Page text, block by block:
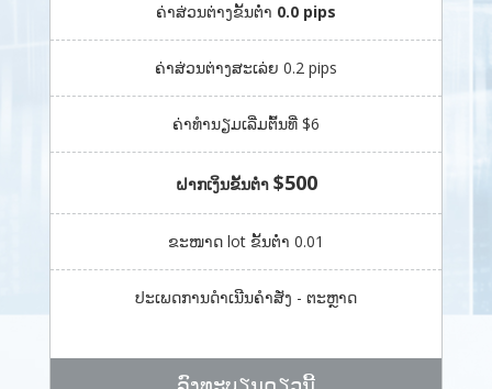
ຄ່າສ່ວນຕ່າງຂັ້ນຕ່ຳ 0.0 pips
ຄ່າສ່ວນຕ່າງສະເລ່ຍ 0.2 pips
ຄ່າທຳນຽມເລີ່ມຕົ້ນທີ່ $6
ຝາກເງິນຂັ້ນຕ່ຳ $500
ຂະໜາດ lot ຂັ້ນຕ່ຳ 0.01
ປະເພດການດຳເນີນຄຳສັ່ງ - ຕະຫຼາດ